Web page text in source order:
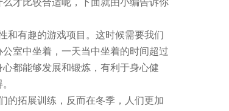
才比较合适呢，下面就由小编告诉你
有趣的游戏项目。这时候需要我们
室中坐着，一天当中坐着的时间超过
都能够发展和锻炼，有利于身心健
拓展训练，反而在冬季，人们更加